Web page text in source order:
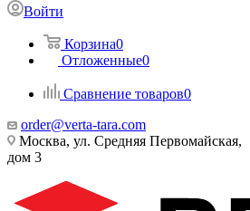
Войти
Корзина0
Отложенные0
Сравнение товаров0
order@verta-tara.com
Москва, ул. Средняя Первомайская,
дом 3